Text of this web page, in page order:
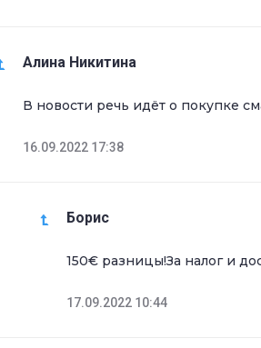
Алина Никитина
В новости речь идёт о покупке
16.09.2022 17:38
Борис
150€ разницы!За налог и
17.09.2022 10:44